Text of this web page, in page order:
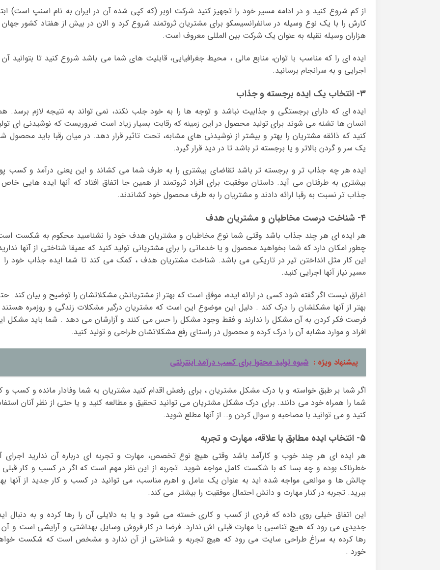
از کم شروع کنید و در ادامه مسیر خود را تجهیز کنید شرکت اوبر (که کپی شده آن در ایران به نام اسنپ است)
کارش را با یک نوع وسیله در سانفرانسیسکو برای مشتریان ثروتمند شروع کرد و الان در بیش از هفتاد کشور جهان
هزاران وسیله نقیله به عنوان یک شرکت بین المللی معروف است.
ایده ای را که مناسب با توان، منابع مالی ، محیط جغرافیایی، قابلیت های شما می باشد شروع کنید تا بتوانید آن
اجرایی و به سرانجام برسانید.
۳- انتخاب یک ایده برجسته و جذاب
ایده ای که دارای برجستگی و جذابیت نباشد و توجه ها را به خود جلب نکند، نمی تواند به نتیجه لازم برسد.
انسان ها تشنه می شوند برای تولید محصول در این زمینه که رقابت بسیار زیاد است ضروریست که نوشیدنی ای
کنید که ذائقه مشتریان را بهتر و بیشتر از نوشیدنی های مشابه، تحت تاثیر قرار دهد. در میان رقبا باید محصول
یک سر و گردن بالاتر و یا برجسته تر باشد تا در دید قرار گیرد.
ایده هر چه جذاب تر و برجسته تر باشد تقاضای بیشتری را به طرف شما می کشاند و این یعنی درآمد و کسب
بیشتری به طرفتان می آید. داستان موفقیت برای افراد ثروتمند از همین جا اتفاق افتاد که آنها ایده هایی
جذاب تر نسبت به رقبا ارائه دادند و مشتریان را به طرف محصول خود کشاندند.
۴- شناخت درست مخاطبان و مشتریان هدف
هر ایده ای هر چند جذاب باشد وقتی شما نوع مخاطبان و مشتریان هدف خود را نشناسید محکوم به شکست
چطور امکان دارد که شما بخواهید محصول و یا خدماتی را برای مشتریانی تولید کنید که عمیقا شناختی از آنها
این کار مثل انداختن تیر در تاریکی می باشد. شناخت مشتریان هدف ، کمک می کند تا شما ایده جذاب خود را
مسیر نیاز آنها اجرایی کنید.
اغراق نیست اگر گفته شود کسی در ارائه ایده، موفق است که بهتر از مشتریانش مشکلاتشان را توضیح و بیان کند.
بهتر از آنها مشکلشان را درک کند . دلیل این موضوع این است که مشتریان درگیر مشکلات زندگی و روزمره
فرصت فکر کردن به آن مشکل را ندارند و فقط وجود مشکل را حس می کنند و آزارشان می دهد . شما باید مشکل
افراد و موارد مشابه آن را درک کرده و محصول در راستای رفع مشکلاتشان طراحی و تولید کنید.
پیشنهاد ویژه : شیوه تولید محتوا برای کسب درآمد اینترنتی
اگر شما بر طبق خواسته و با درک مشکل مشتریان ، برای رفعش اقدام کنید مشتریان به شما وفادار مانده و کسب و
شما را همراه خود می دانند. برای درک مشکل مشتریان می توانید تحقیق و مطالعه کنید و یا حتی از نظر آنان
کنید و می توانید با مصاحبه و سوال کردن و… از آنها مطلع شوید.
۵- انتخاب ایده مطابق با علاقه، مهارت و تجربه
هر ایده ای هر چند خوب و کارآمد باشد وقتی هیچ نوع تخصص، مهارت و تجربه ای درباره آن ندارید اجرای
خطرناک بوده و چه بسا که با شکست کامل مواجه شوید. تجربه از این نظر مهم است که اگر در کسب و کار قبلی
چالش ها و موانعی مواجه شده اید به عنوان یک عامل و اهرم مناسب، می توانید در کسب و کار جدید از آنها
ببرید. تجربه در کنار مهارت و دانش احتمال موفقیت را بیشتر می کند.
این اتفاق خیلی روی داده که فردی از کسب و کاری خسته می شود و یا به دلایلی آن را رها کرده و به دنبال
جدیدی می رود که هیچ تناسبی با مهارت قبلی اش ندارد. فرضا در کار فروش وسایل بهداشتی و آرایشی است و آن
رها کرده به سراغ طراحی سایت می رود که هیچ تجربه و شناختی از آن ندارد و مشخص است که شکست
خورد .